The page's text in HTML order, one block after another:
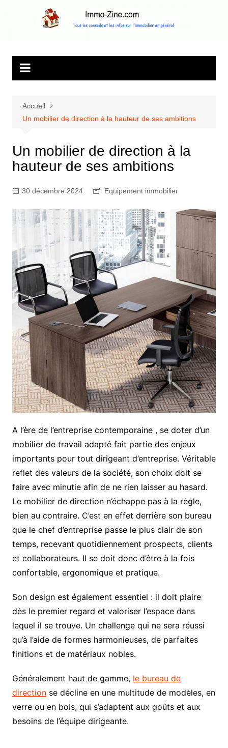
Immo Zine, le
d'information sur
Tous les conseils et les infos sur l'immobilier en général
Accueil
Un mobilier de direction à la hauteur de ses ambitions
Un mobilier de direction à la
hauteur de ses ambitions
30 décembre 2024 Equipement immobilier
A l’ère de l’entreprise contemporaine , se doter d’un
mobilier de travail adapté fait partie des enjeux
importants pour tout dirigeant d’entreprise. Véritable
reflet des valeurs de la société, son choix doit se
faire avec minutie afin de ne rien laisser au hasard.
Le mobilier de direction n’échappe pas à la règle,
bien au contraire. C’est en effet derrière son bureau
que le chef d’entreprise passe le plus clair de son
temps, recevant quotidiennement prospects, clients
et collaborateurs. Il se doit donc d’être à la fois
confortable, ergonomique et pratique.
Son design est également essentiel : il doit plaire
dès le premier regard et valoriser l’espace dans
lequel il se trouve. Un challenge qui ne sera réussi
qu’à l’aide de formes harmonieuses, de parfaites
finitions et de matériaux nobles.
Généralement haut de gamme, le bureau de
directionse décline en une multitude de modèles, en
verre ou en bois, qui s’adaptent aux goûts et aux
besoins de l’équipe dirigeante.